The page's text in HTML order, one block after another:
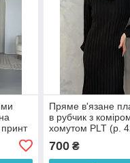
принт
Пряме в'язане
в рубчик з
хомутом PLT (р.
700₴